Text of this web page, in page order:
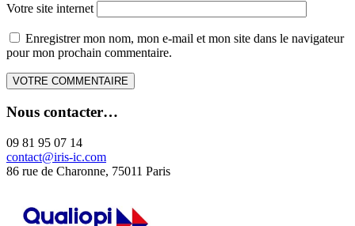
Votre site internet
Enregistrer mon nom, mon e-mail et mon site dans le navigateur
pour mon prochain commentaire.
Nous contacter…
09 81 95 07 14
contact@iris-ic.com
86 rue de Charonne, 75011 Paris